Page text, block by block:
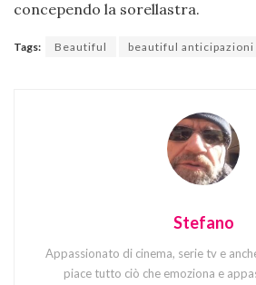
concependo la sorellastra.
Tags: Beautiful beautiful
Stefano
Appassionato di cinema, serie tv e
piace tutto ciò che emoziona e